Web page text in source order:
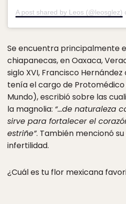
A post shared by Leos (@leosglez)
Se encuentra principalmente
chiapanecas, en Oaxaca,
siglo XVI, Francisco
tenía el cargo de
Mundo), escribió sobre las
la magnolia: “…de naturaleza
sirve para fortalecer el
estriñe”. También mencionó
infertilidad.
¿Cuál es tu flor mexicana